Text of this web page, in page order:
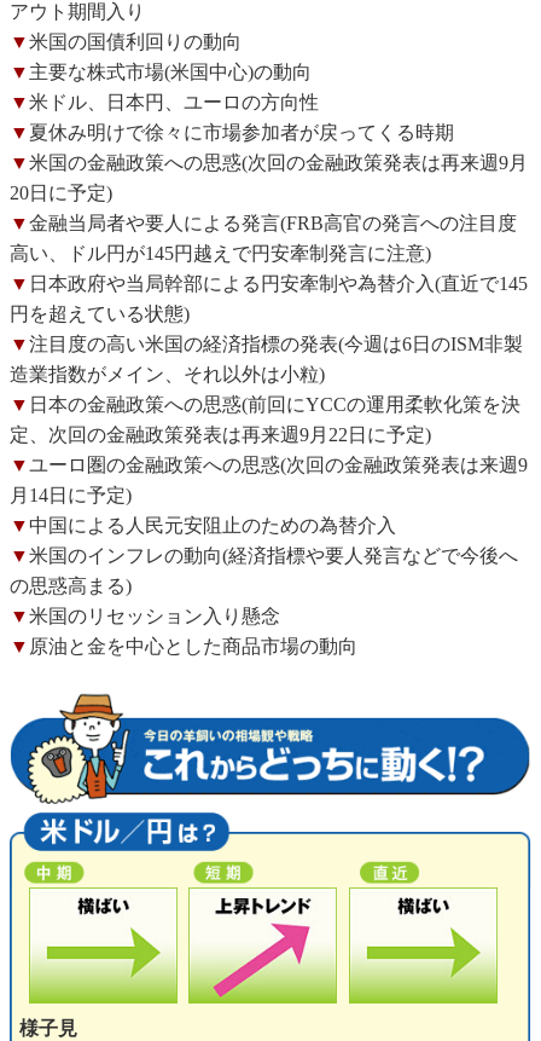
アウト期間入り
▼米国の国債利回りの動向
▼ 主要な株式市場(米国中心)の動向
▼米ドル、日本円、ユーロの方向性
▼ 夏休み明けで徐々に市場参加者が戻ってくる時期
▼米国の金融政策への思惑(次回の金融政策発表は再来週9月
20日に予定)
▼金融当局者や要人による発言(FRB高官の発言への注目度
高い、ドル円が145円越えで円安牽制発言に注意)
▼ 日本政府や当局幹部による円安牽制や為替介入(直近で145
円を超えている状態)
▼注目度の高い米国の経済指標の発表(今週は6日のISM非製
造業指数がメイン、それ以外は小粒)
▼ 日本の金融政策への思惑(前回にYCCの運用柔軟化策を決
定、次回の金融政策発表は再来週9月22日に予定)
▼ユーロ圏の金融政策への思惑(次回の金融政策発表は来週9
月14日に予定)
▼ 中国による人民元安阻止のための為替介入
▼米国のインフレの動向(経済指標や要人発言などで今後へ
の思惑高まる)
▼米国のリセッション入り懸念
▼ 原油と金を中心とした商品市場の動向
様子見